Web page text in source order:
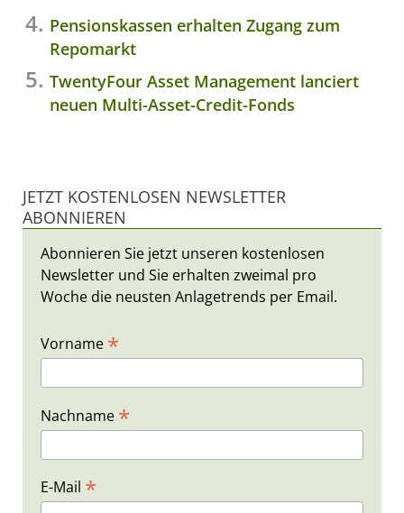
Pensionskassen erhalten Zugang zum
Repomarkt
TwentyFour Asset Management lanciert
neuen Multi-Asset-Credit-Fonds
JETZT KOSTENLOSEN NEWSLETTER
ABONNIEREN
Abonnieren Sie jetzt unseren kostenlosen
Newsletter und Sie erhalten zweimal pro
Woche die neusten Anlagetrends per Email.
Vorname *
Nachname *
E-Mail *